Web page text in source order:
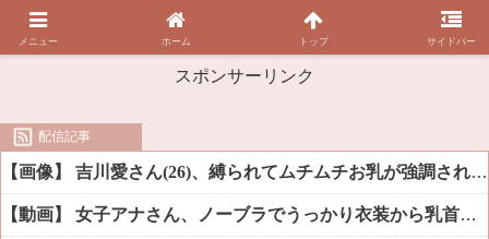
スポンサーリンク
配信記事
【画像】 吉川愛さん(26)、縛られてムチムチお乳が強調されてしまう
【動画】 女子アナさん、ノーブラでうっかり衣装から乳首が透けてしまう放送事故ｗｗｗ
メニュー ホーム トップ サイドバー